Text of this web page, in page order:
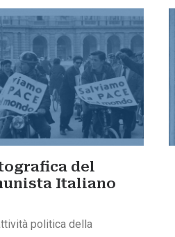
del
Italiano
politica della